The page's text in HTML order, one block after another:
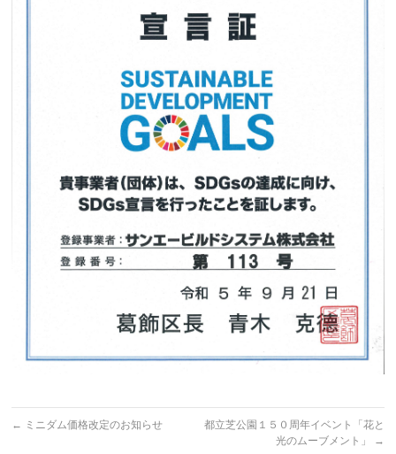
← ミニダム価格改定のお知らせ
都立芝公園１５０周年イベント「花と
光のムーブメント」
→